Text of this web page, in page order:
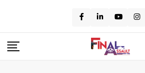
content